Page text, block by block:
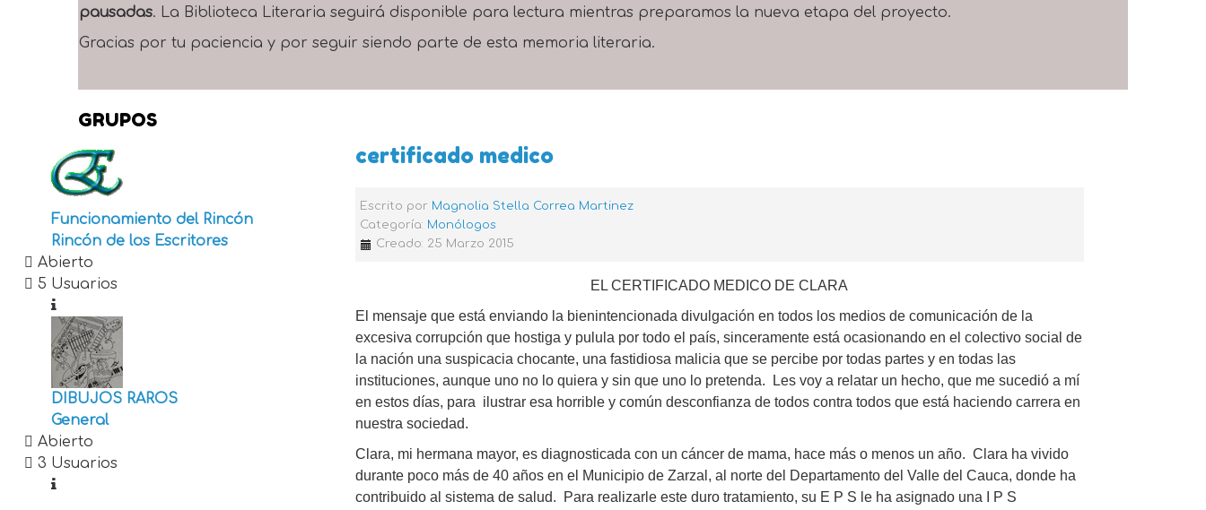
pausadas. La Biblioteca Literaria seguirá disponible para lectura mientras preparamos la nueva etapa del proyecto.
Gracias por tu paciencia y por seguir siendo parte de esta memoria literaria.
certificado medico
Escrito por Magnolia Stella Correa Martinez
Categoría: Monólogos
Creado: 25 Marzo 2015
EL CERTIFICADO MEDICO DE CLARA
El mensaje que está enviando la bienintencionada divulgación en todos los medios de comunicación de la
excesiva corrupción que hostiga y pulula por todo el país, sinceramente está ocasionando en el colectivo social de
la nación una suspicacia chocante, una fastidiosa malicia que se percibe por todas partes y en todas las
instituciones, aunque uno no lo quiera y sin que uno lo pretenda. Les voy a relatar un hecho, que me sucedió a mí
en estos días, para ilustrar esa horrible y común desconfianza de todos contra todos que está haciendo carrera en
nuestra sociedad.
Clara, mi hermana mayor, es diagnosticada con un cáncer de mama, hace más o menos un año. Clara ha vivido
durante poco más de 40 años en el Municipio de Zarzal, al norte del Departamento del Valle del Cauca, donde ha
contribuido al sistema de salud. Para realizarle este duro tratamiento, su E P S le ha asignado una I P S
GRUPOS
Funcionamiento del Rincón
Rincón de los Escritores
Abierto
5 Usuarios
DIBUJOS RAROS
General
Abierto
3 Usuarios